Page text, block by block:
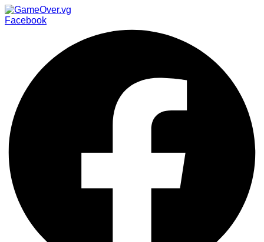
Facebook